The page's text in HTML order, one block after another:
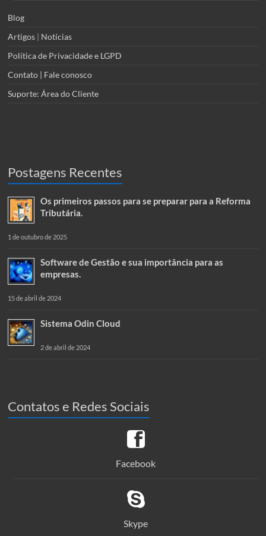
Blog
Artigos | Notícias
Política de Privacidade e LGPD
Contato | Fale conosco
Suporte: Área do Cliente
Postagens Recentes
Os primeiros passos para se preparar para a Reforma
Tributária.
1 de outubro de 2025
Software de Gestão e sua importância para as
empresas.
15 de abril de 2024
Sistema Odin Cloud
2 de abril de 2024
Contatos e Redes Sociais
Facebook
Skype